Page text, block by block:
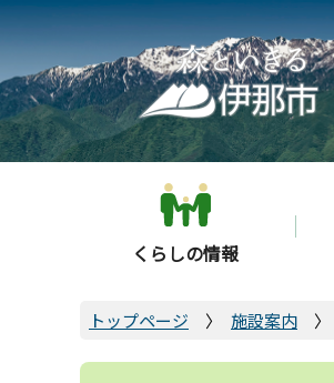
こ
の
ペ
ー
ジ
の
くらしの情報
トップページ 施設案内